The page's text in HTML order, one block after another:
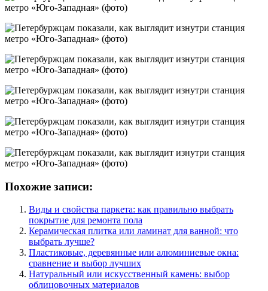
Похожие записи:
Виды и свойства паркета: как правильно выбрать
покрытие для ремонта пола
Керамическая плитка или ламинат для ванной: что
выбрать лучше?
Пластиковые, деревянные или алюминиевые окна:
сравнение и выбор лучших
Натуральный или искусственный камень: выбор
облицовочных материалов